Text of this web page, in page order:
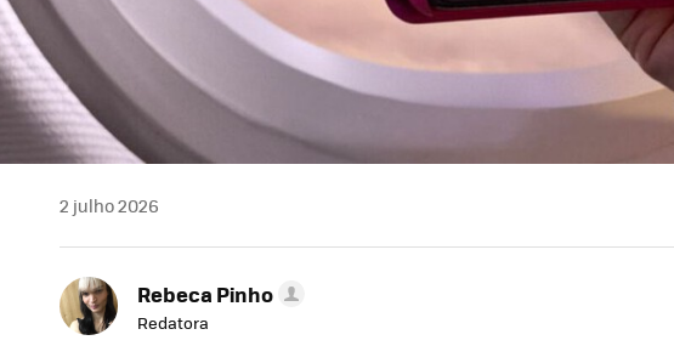
2 julho 2026
Rebeca Pinho
Redatora